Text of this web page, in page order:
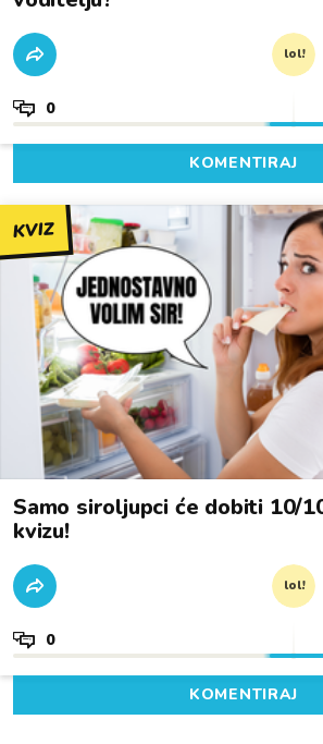
lol!
0
KOMENTIRAJ
KVIZ
Samo siroljupci će dobiti 10/
kvizu!
lol!
0
KOMENTIRAJ